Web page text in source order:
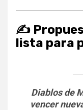
✍️
lista para
Diablos de
vencer